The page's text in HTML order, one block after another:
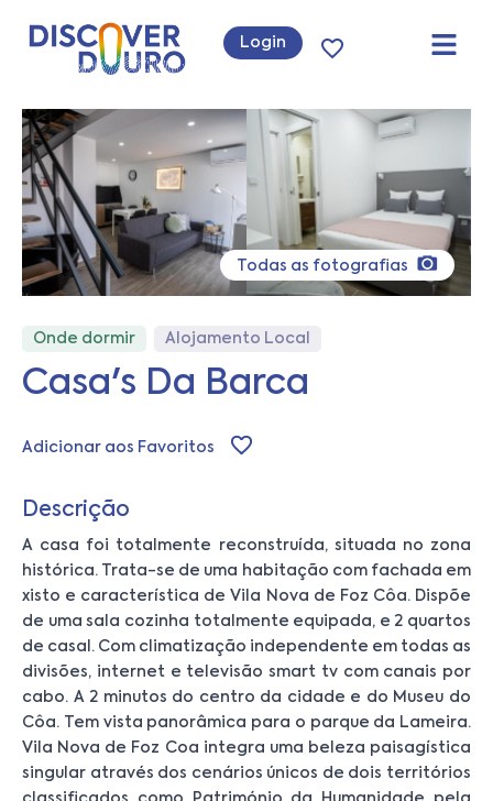
Login
Todas as fotografias
Onde dormir Alojamento Local
Casa's Da Barca
Adicionar aos Favoritos
Descrição
A casa foi totalmente reconstruída, situada no zona
histórica. Trata-se de uma habitação com fachada em
xisto e característica de Vila Nova de Foz Côa. Dispõe
de uma sala cozinha totalmente equipada, e 2 quartos
de casal. Com climatização independente em todas as
divisões, internet e televisão smart tv com canais por
cabo. A 2 minutos do centro da cidade e do Museu do
Côa. Tem vista panorâmica para o parque da Lameira.
Vila Nova de Foz Coa integra uma beleza paisagística
singular através dos cenários únicos de dois territórios